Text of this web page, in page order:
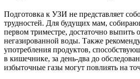
Подготовка к УЗИ не представляет
трудностей. Для будущих мам,
первом триместре, достаточно выпить
негазированной воды. Также
употребления продуктов,
в кишечнике, за день-два до
избыточные газы могут повлиять на